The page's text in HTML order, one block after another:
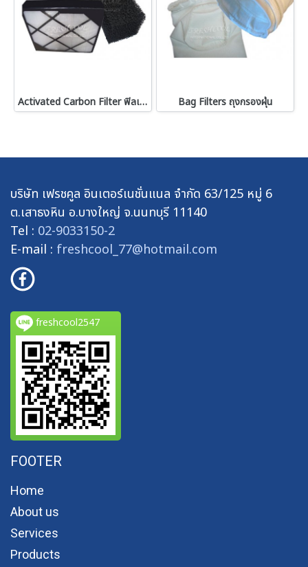
Activated Carbon Filter ฟิลเตอร์คาร์บอน Bag Filters ถุงกรองฝุ่น
บริษัท เฟรชคูล อินเตอร์เนชั่นแนล จำกัด 63/125 หมู่ 6
ต.เสาธงหิน อ.บางใหญ่ จ.นนทบุรี 11140
Tel : 02-9033150-2
E-mail : freshcool_77@hotmail.com
freshcool2547
FOOTER
Home
About us
Services
Products